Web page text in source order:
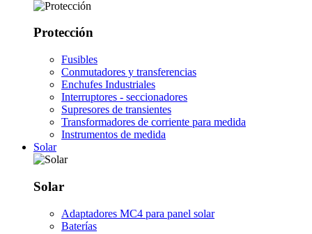
Protección
Fusibles
Conmutadores y transferencias
Enchufes Industriales
Interruptores - seccionadores
Supresores de transientes
Transformadores de corriente para medida
Instrumentos de medida
Solar
Solar
Adaptadores MC4 para panel solar
Baterías